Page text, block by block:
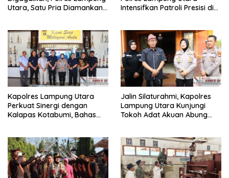
Utara, Satu Pria Diamankan
Intensifkan Patroli Presisi di
Kapolres Lampung Utara
Perkuat Sinergi dengan
Kalapas Kotabumi, Bahas
Jalin Silaturahmi, Kapolres
Lampung Utara Kunjungi
Tokoh Adat Akuan Abung